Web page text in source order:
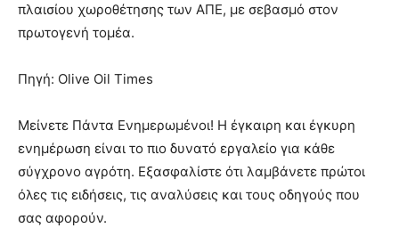
πλαισίου χωροθέτησης των ΑΠΕ, με σεβασμό στον
πρωτογενή τομέα.
Πηγή: Olive Oil Times
Μείνετε Πάντα Ενημερωμένοι! Η έγκαιρη και έγκυρη
ενημέρωση είναι το πιο δυνατό εργαλείο για κάθε
σύγχρονο αγρότη. Εξασφαλίστε ότι λαμβάνετε πρώτοι
όλες τις ειδήσεις, τις αναλύσεις και τους οδηγούς που
σας αφορούν.